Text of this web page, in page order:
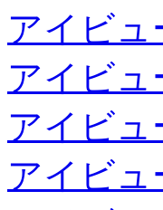
アイビ
アイビ
アイビ
アイビ